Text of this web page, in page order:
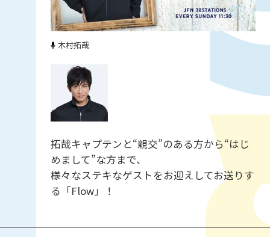
木村拓哉
拓哉キャプテンと“親交”のある方から“はじ
めまして”な方まで、
様々なステキなゲストをお迎えしてお送りす
る「Flow」！